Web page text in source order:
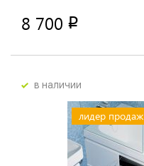
8 700 p
в наличии
лидер продаж